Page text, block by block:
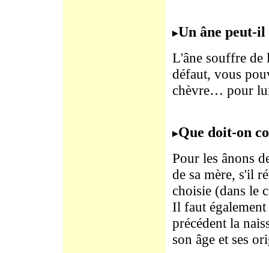
Un âne peut-il
L'âne souffre de
défaut, vous
chèvre… pour
Que doit-on
Pour les ânons
de sa mère, s'il
choisie (dans le
Il faut
précédent la
son âge et ses